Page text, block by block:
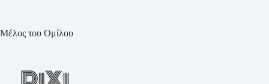
Μέλος του Ομίλου